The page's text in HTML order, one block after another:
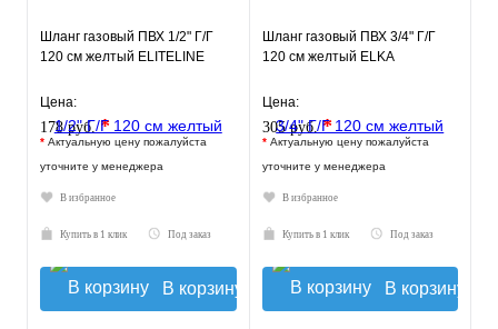
Шланг газовый ПВХ 1/2" Г/Г
120 см желтый ELITELINE
Цена:
178 руб.*
* Актуальную цену пожалуйста
уточните у менеджера
В избранное
Купить в 1 клик Под заказ
В корзину
Шланг газовый ПВХ 3/4" Г/Г
120 см желтый ELKA
Цена:
305 руб.*
* Актуальную цену пожалуйста
уточните у менеджера
В избранное
Купить в 1 клик Под заказ
В корзину